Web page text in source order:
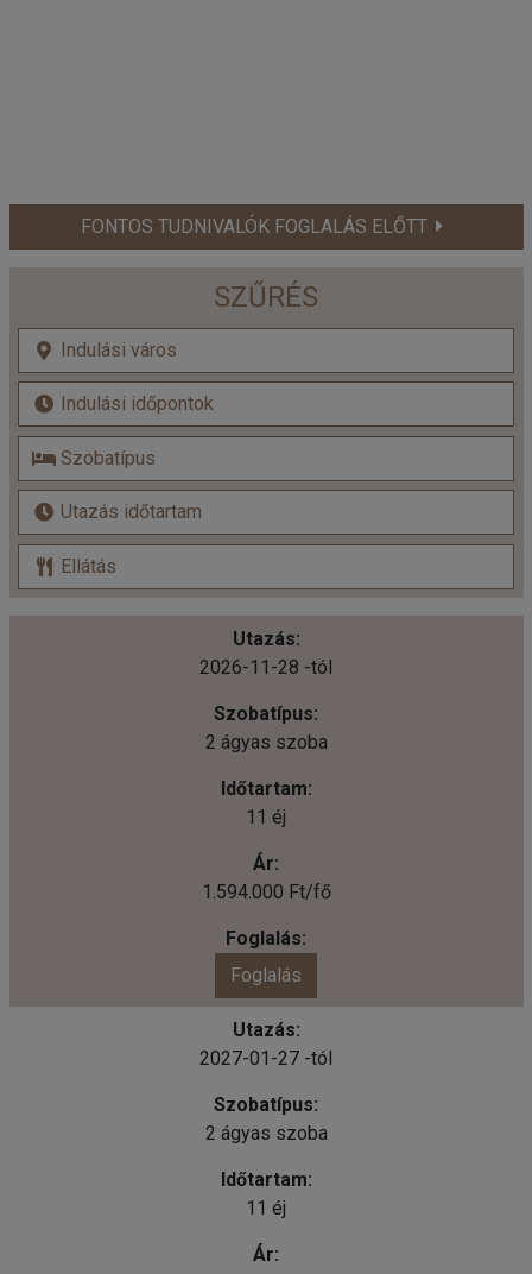
FONTOS TUDNIVALÓK FOGLALÁS ELŐTT
SZŰRÉS
2026-11-28 -tól
2 ágyas szoba
11 éj
1.594.000 Ft/fő
Foglalás
2027-01-27 -tól
2 ágyas szoba
11 éj